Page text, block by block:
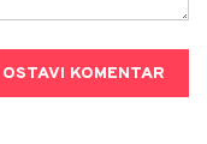
OSTAVI KOMENTAR